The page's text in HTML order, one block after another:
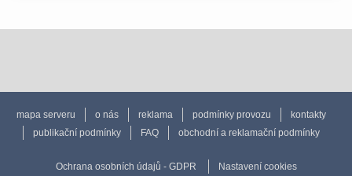
mapa serveru o nás reklama podmínky provozu
kontakty
publikační podmínky
FAQ obchodní a reklamační podmínky
Ochrana osobních údajů - GDPR Nastavení cookies